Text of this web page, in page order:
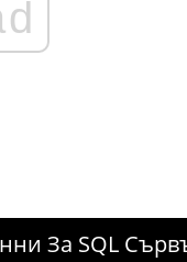
За SQL